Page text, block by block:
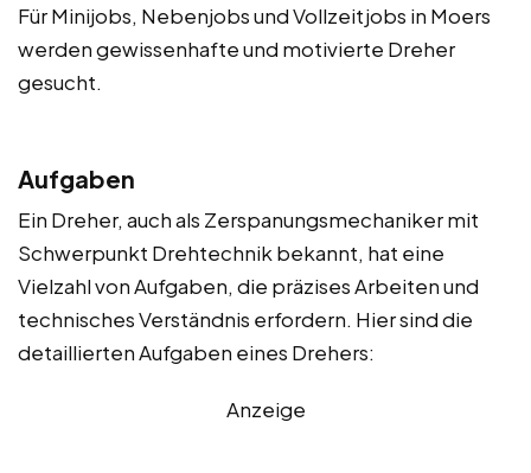
Für Minijobs, Nebenjobs und Vollzeitjobs in Moers
werden gewissenhafte und motivierte Dreher
gesucht.
Aufgaben
Ein Dreher, auch als Zerspanungsmechaniker mit
Schwerpunkt Drehtechnik bekannt, hat eine
Vielzahl von Aufgaben, die präzises Arbeiten und
technisches Verständnis erfordern. Hier sind die
detaillierten Aufgaben eines Drehers:
Anzeige